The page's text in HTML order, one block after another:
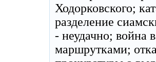
Ходорковского;
разделение
- неудачно; война
маршрутками;